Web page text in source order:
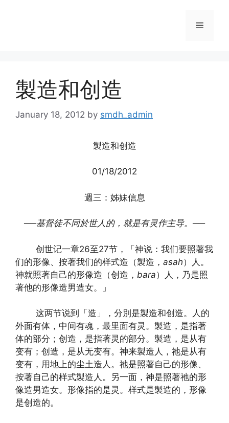
Menu
製造和创造
January 18, 2012 by smdh_admin
製造和创造
01/18/2012
週三：姊妹信息
──基督徒不同於世人的，就是有灵作主导。 ──
创世记一章26至27节，「神说：我们要照著我
们的形像、按著我们的样式造（製造， asah）人。
神就照著自己的形像造（创造， bara）人，乃是照
著他的形像造男造女。」­­
这两节说到「造」，分別是製造和创造。人的
外面有体，中间有魂，最里面有灵。製造，是指著
体的部分；创造，是指著灵的部分。製造，是从有
变有；创造，是从无变有。神来製造人，祂是从有
变有，用地上的尘土造人。祂是照著自己的形像、
按著自己的样式製造人。另一面，神是照著祂的形
像造男造女。形像指的是灵。样式是製造的，形像
是创造的。